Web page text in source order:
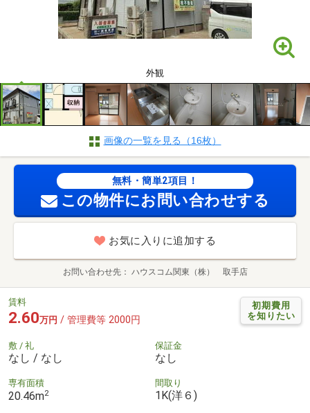
外観
画像の一覧を見る（16枚）
無料・簡単2項目！
この物件にお問い合わせする
お気に入りに追加する
お問い合わせ先 ハウスコム関東（株） 取手店
初期費用
を知りたい
賃料
2.60万円 / 管理費等 2000円
敷 / 礼
なし / なし
保証金
なし
専有面積
20.46m2
間取り
1K(洋６)